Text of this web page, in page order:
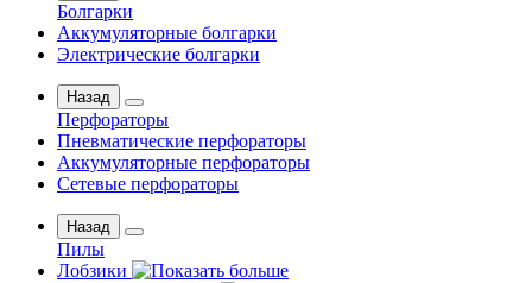
Болгарки
Аккумуляторные болгарки
Электрические болгарки
Назад
Перфораторы
Пневматические перфораторы
Аккумуляторные перфораторы
Сетевые перфораторы
Назад
Пилы
Лобзики